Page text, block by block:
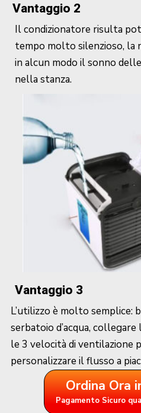
Vantaggio 2
Il condizionatore risulta
tempo molto silenzioso, la
in alcun modo il sonno
nella stanza.
Vantaggio 3
L’utilizzo è molto semplice:
serbatoio d’acqua, collegare
le 3 velocità di ventilazione
personalizzare il flusso a
Ordina Ora
Pagamento Sicuro